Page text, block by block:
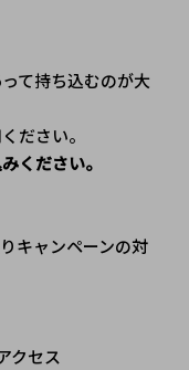
て持ち込むのが大
ださい。
ください。
キャンペーンの対
クセス